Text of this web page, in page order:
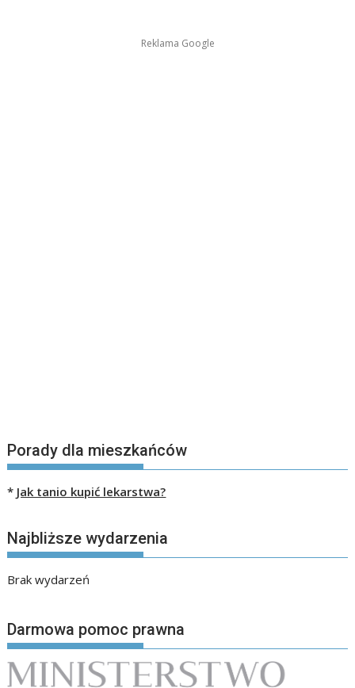
Reklama Google
Porady dla mieszkańców
* Jak tanio kupić lekarstwa?
Najbliższe wydarzenia
Brak wydarzeń
Darmowa pomoc prawna